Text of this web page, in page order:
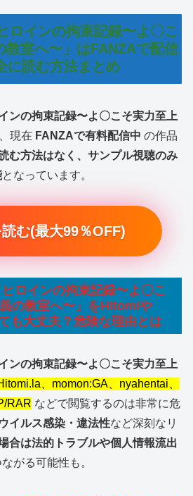
ロインの拘束記録〜よ〇こ
教室へ〜」はFANZAで配信
に読む方法まとめ
ンの拘束記録〜よ〇こそ実力至上
現在 FANZAで有料配信中 の作品
む方法はなく、サンプル視聴のみ
となっています。
む(最大99％OFF)
ヒロインの拘束記録〜よ〇こ
の教室へ〜」をHitomiや
も大丈夫？危険な理由とは
ンの拘束記録〜よ〇こそ実力至上
、momon:GA、nyahentai、
RAR などで閲覧するのは非常に危
イルス感染・違法性など深刻なリ
合は法的トラブルや個人情報流出
がる可能性も。